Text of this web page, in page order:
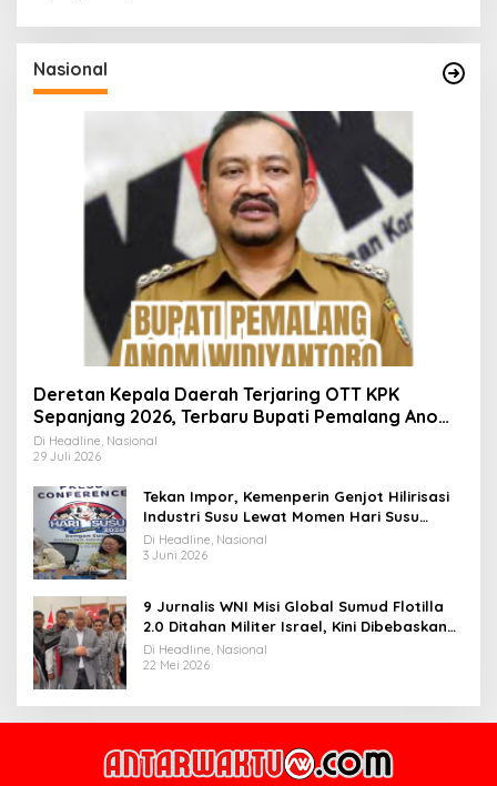
Nasional
Deretan Kepala Daerah Terjaring OTT KPK
Sepanjang 2026, Terbaru Bupati Pemalang Anom
Widiyantoro
Di Headline, Nasional
29 Juli 2026
Tekan Impor, Kemenperin Genjot Hilirisasi
Industri Susu Lewat Momen Hari Susu
Nusantara 2026
Di Headline, Nasional
3 Juni 2026
9 Jurnalis WNI Misi Global Sumud Flotilla
2.0 Ditahan Militer Israel, Kini Dibebaskan
dan Dievakuasi ke Istanbul
Di Headline, Nasional
22 Mei 2026